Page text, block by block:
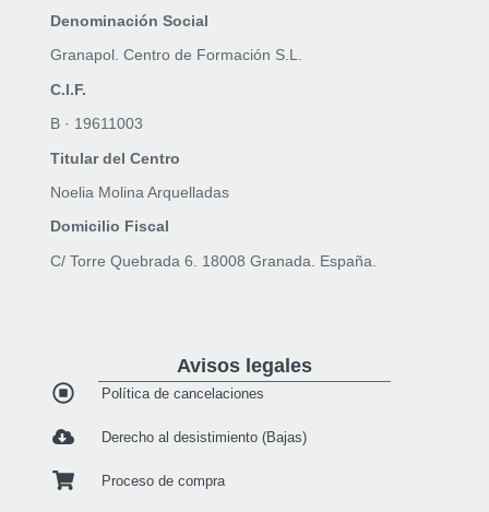
Denominación Social
Granapol. Centro de Formación S.L.
C.I.F.
B · 19611003
Titular del Centro
Noelia Molina Arquelladas
Domicilio Fiscal
C/ Torre Quebrada 6. 18008 Granada. España.
Avisos legales
Política de cancelaciones
Derecho al desistimiento (Bajas)
Proceso de compra